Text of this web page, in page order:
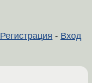
Регистрация - Вход